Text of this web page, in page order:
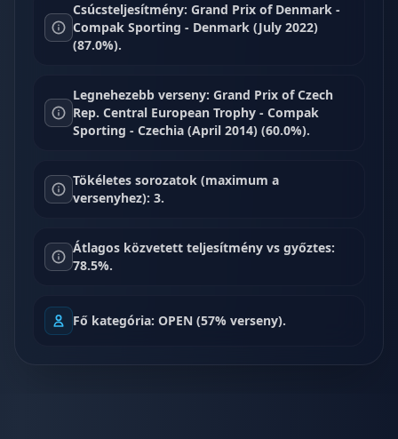
Csúcsteljesítmény: Grand Prix of Denmark -
Compak Sporting - Denmark (July 2022)
(87.0%).
Legnehezebb verseny: Grand Prix of Czech
Rep. Central European Trophy - Compak
Sporting - Czechia (April 2014) (60.0%).
Tökéletes sorozatok (maximum a
versenyhez): 3.
Átlagos közvetett teljesítmény vs győztes:
78.5%.
Fő kategória: OPEN (57% verseny).